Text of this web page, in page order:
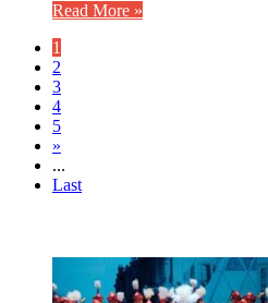
Read More »
1
2
3
4
5
»
...
Last